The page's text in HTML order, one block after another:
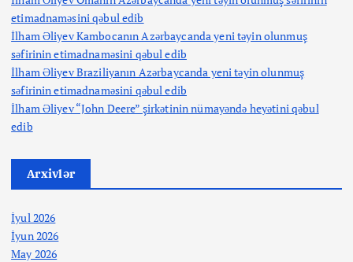
etimadnaməsini qəbul edib
İlham Əliyev Kambocanın Azərbaycanda yeni təyin olunmuş
səfirinin etimadnaməsini qəbul edib
İlham Əliyev Braziliyanın Azərbaycanda yeni təyin olunmuş
səfirinin etimadnaməsini qəbul edib
İlham Əliyev “John Deere” şirkətinin nümayəndə heyətini qəbul
edib
Arxivlər
İyul 2026
İyun 2026
May 2026